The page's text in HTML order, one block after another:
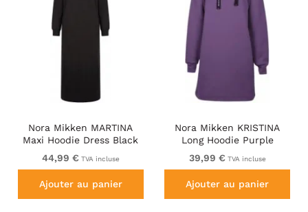
Nora Mikken MARTINA
Maxi Hoodie Dress Black
44,99 € TVA incluse
Ajouter au panier
Nora Mikken KRISTINA
Long Hoodie Purple
39,99 € TVA incluse
Ajouter au panier